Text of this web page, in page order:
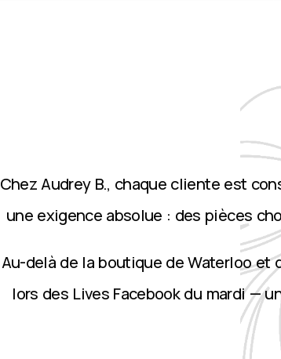
Chez Audrey B., chaque cliente est
une exigence absolue : des pièces
Au-delà de la boutique de Waterloo et
lors des Lives Facebook du mardi —